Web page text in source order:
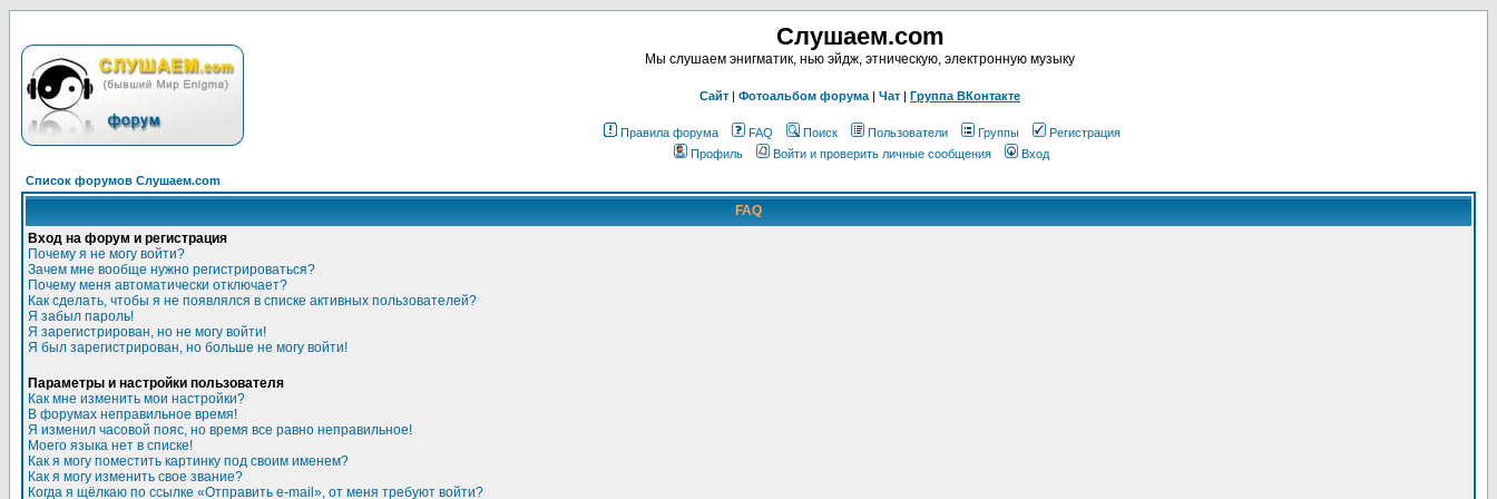
Слушаем.com
Мы слушаем энигматик, нью эйдж, этническую, электронную музыку
Сайт | Фотоальбом форума | Чат | Группа ВКонтакте
Правила форума FAQ Поиск Пользователи Группы
Регистрация
Профиль
Войти и проверить личные сообщения
Вход
Список форумов Слушаем.com
FAQ
Вход на форум и регистрация
Почему я не могу войти?
Зачем мне вообще нужно регистрироваться?
Почему меня автоматически отключает?
Как сделать, чтобы я не появлялся в списке активных пользователей?
Я забыл пароль!
Я зарегистрирован, но не могу войти!
Я был зарегистрирован, но больше не могу войти!
Параметры и настройки пользователя
Как мне изменить мои настройки?
В форумах неправильное время!
Я изменил часовой пояс, но время все равно неправильное!
Моего языка нет в списке!
Как я могу поместить картинку под своим именем?
Как я могу изменить свое звание?
Когда я щёлкаю по ссылке «Отправить e-mail», от меня требуют войти?